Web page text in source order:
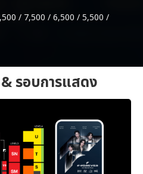
/ 7,500 / 6,500 / 5,500 /
รอบการแสดง